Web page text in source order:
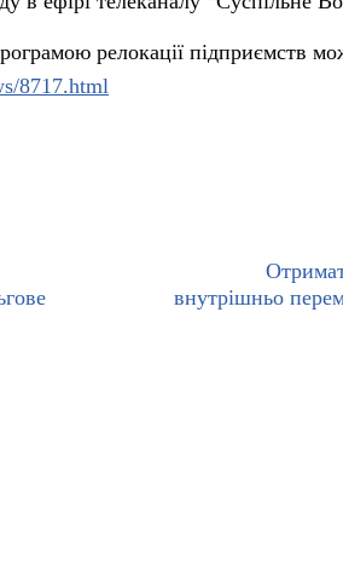
релокації підприємств
8717.html
внутрішньо